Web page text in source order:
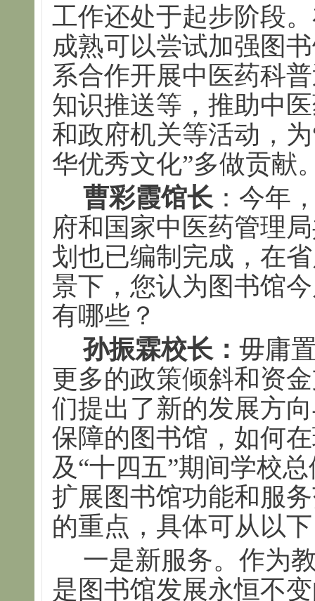
工作还处于起步阶段
成熟可以尝试加强图
系合作开展中医药科
知识推送等，推助中
和政府机关等活动，
华优秀文化”多做贡献
曹彩霞馆长 ：今年
府和国家中医药管理
划也已编制完成，在
景下，您认为图书馆
有哪些？
孙振霖校长： 毋庸
更多的政策倾斜和资
们提出了新的发展方
保障的图书馆，如何
及“十四五”期间学校
扩展图书馆功能和服
的重点，具体可从以
一是新服务。作为
是图书馆发展永恒不